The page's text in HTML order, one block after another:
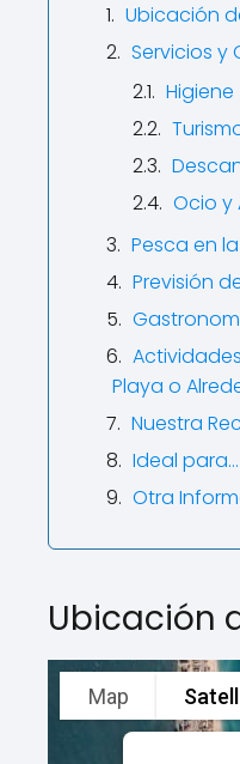
Ubicación
Servicios y
Higiene
Ocio y
Pesca en
Previsión
Playa o
Nuestra
Ideal para…
Otra
Ubicación
Map